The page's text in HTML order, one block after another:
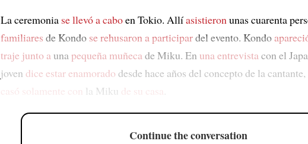
La ceremonia se llevó a caboen Tokio. Allíasistieronunas cuarenta
familiares de Kondo se rehusaron a participardel evento. Kondo
traje junto auna pequeña muñecade Miku. En una entrevistacon el
joven dice estar enamorado desde hace años del concepto de la
casó solamente con la Miku de su casa
Continue the conversation